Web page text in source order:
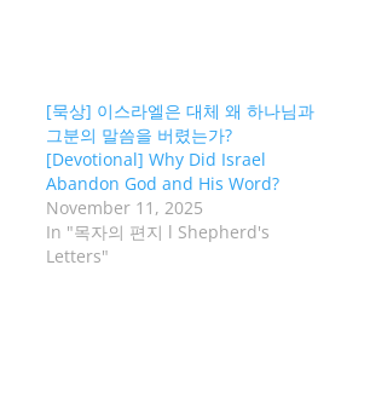
[묵상] 이스라엘은 대체 왜 하나님과
그분의 말씀을 버렸는가?
[Devotional] Why Did Israel
Abandon God and His Word?
November 11, 2025
In "목자의 편지 l Shepherd's
Letters"